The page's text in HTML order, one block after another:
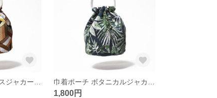
1,800円